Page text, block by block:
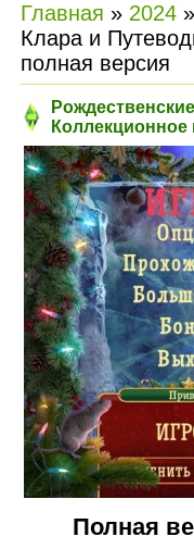
Главная » 2024 »
Клара и
полная версия
Коллекционное
Полная